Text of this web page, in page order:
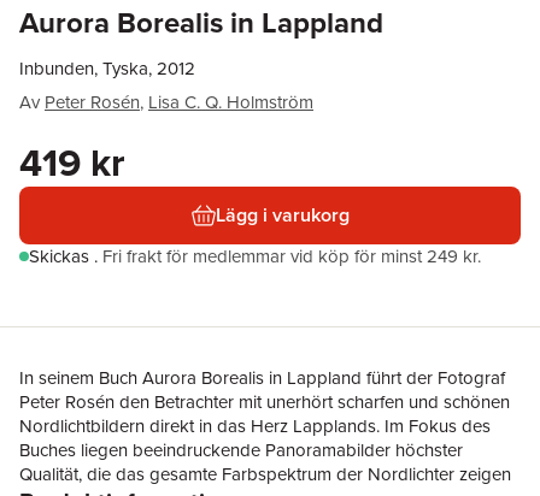
Aurora Borealis in Lappland
Inbunden, Tyska, 2012
Av Peter Rosén, Lisa C. Q. Holmström
419 kr
Lägg i varukorg
Skickas . Fri frakt för medlemmar vid köp för minst 249 kr.
In seinem Buch Aurora Borealis in Lappland führt der Fotograf
Peter Rosén den Betrachter mit unerhört scharfen und schönen
Nordlichtbildern direkt in das Herz Lapplands. Im Fokus des
Buches liegen beeindruckende Panoramabilder höchster
Qualität, die das gesamte Farbspektrum der Nordlichter zeigen